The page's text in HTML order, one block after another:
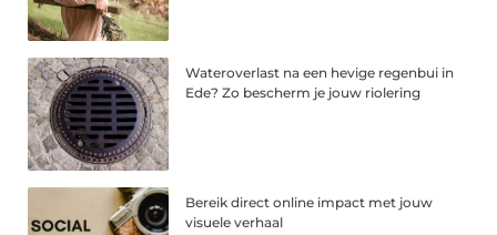
Wateroverlast na een hevige regenbui in
Ede? Zo bescherm je jouw riolering
Bereik direct online impact met jouw
visuele verhaal